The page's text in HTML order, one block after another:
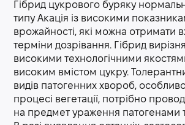
Гібрид цукрового буряку
типу Акація із високими
врожайності, які можна отримати
терміни дозрівання. Гібрид
високими технологічними
високим вмістом цукру.
видів патогенних хвороб,
процесі вегетації, потрібно
на предмет ураження патогенами